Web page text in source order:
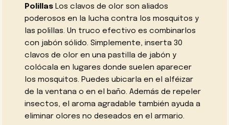
Polillas Los clavos de olor son aliados
poderosos en la lucha contra los mosquitos y
las polillas. Un truco efectivo es combinarlos
con jabón sólido. Simplemente, inserta 30
clavos de olor en una pastilla de jabón y
colócala en lugares donde suelen aparecer
los mosquitos. Puedes ubicarla en el alféizar
de la ventana o en el baño. Además de repeler
insectos, el aroma agradable también ayuda a
eliminar olores no deseados en el armario.